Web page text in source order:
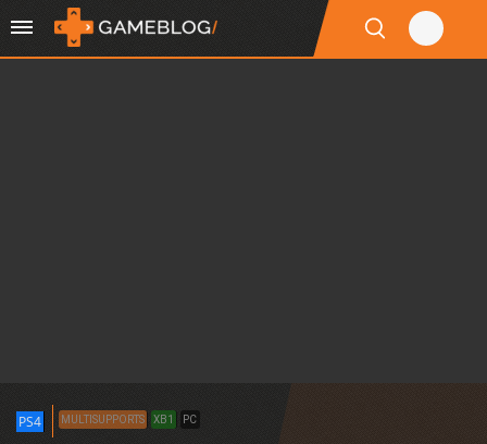
PS4 MULTISUPPORTS XB1 PC